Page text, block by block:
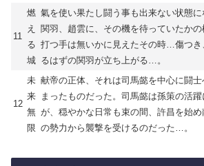
11
燃
え
る
城
氣を使い果たし闘う事も出来ない状態に
関羽、趙雲に、その機を待っていたかの
打つ手は無いかに見えたその時…傷つ
るはずの関羽が立ち上がる…。
12
未
来
無
限
献帝の正体、それは司馬懿を中心に闘
まったものだった。司馬懿は孫策の活
が、穏やかな日常も束の間、許昌を始
の勢力から襲撃を受けるのだった…。